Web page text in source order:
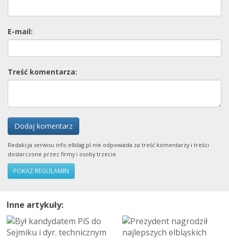
E-mail:
Treść komentarza:
Dodaj komentarz
Redakcja serwisu info.elblag.pl nie odpowiada za treść komentarzy i treści
dostarczone przez firmy i osoby trzecie.
POKAŻ REGULAMIN
Inne artykuły: